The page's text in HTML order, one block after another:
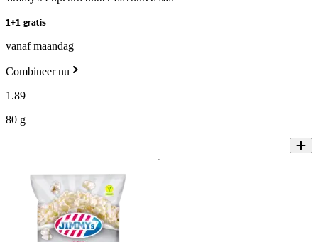
1+1 gratis
vanaf maandag
Combineer nu
1 .89
80 g